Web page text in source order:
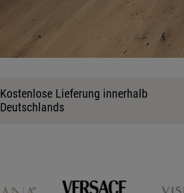
Kostenlose Lieferung innerhalb
Deutschlands